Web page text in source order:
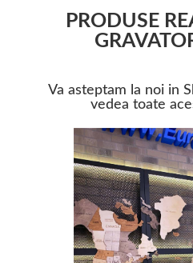
PRODUSE
Va asteptam la noi in
vedea toate